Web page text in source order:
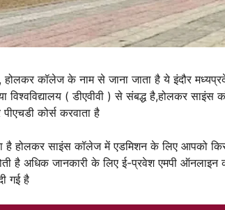
कॉलेज के नाम से जाना जाता है ये इंदौर
( डीएवीवी ) से संबद्ध है,होलकर साइंस
कोर्स करवाता है
है होलकर साइंस कॉलेज में एडमिशन के लिए आपको
होती है अधिक जानकारी के लिए ई-प्रवेश एमपी ऑनलाइन
गई है